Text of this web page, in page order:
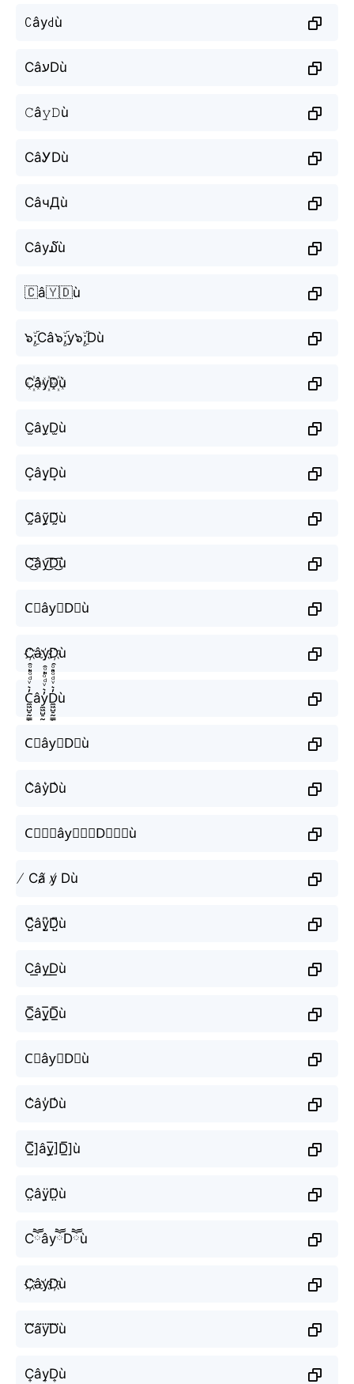
ꉔây꒯ù
CâעDù
𝙲â𝚢𝙳ù
CâᎩDù
СâчДù
Cây໓ù
🇨â🇾🇩ù
๖ۣۜ;Câ๖ۣۜ;y๖ۣۜ;Dù
C꙰ây꙰D꙰ù
C̫ây̫D̫ù
C͙ây͙D͙ù
C̰̃âỹ̰D̰̃ù
C͜͡ây͜͡D͜͡ù
C⃟ây⃟D⃟ù
C҉ây҉D҉ù
C̼͖̺̠̰͇̙̓͛ͮͩͦ̎ͦ̑ͅây̼͖̺̠̰͇̙̓͛ͮͩͦ̎ͦ̑ͅD̼͖̺̠̰͇̙̓͛ͮͩͦ̎ͦ̑ͅù
C⃗ây⃗D⃗ù
C͛ây͛D͛ù
C⃒⃒⃒ây⃒⃒⃒D⃒⃒⃒ù
̸ Câ̸ y̸ Dù
C̺͆ây̺͆D̺͆ù
C͟ây͟D͟ù
C̲̅ây̲̅D̲̅ù
C⃣ây⃣D⃣ù
C̾ây̾D̾ù
C̲̅]ây̲̅]D̲̅]ù
C̤̈âÿ̤D̤̈ù
CཽâyཽDཽù
C҉ây҉D҉ù
C⃜ây⃜D⃜ù
C͎ây͎D͎ù